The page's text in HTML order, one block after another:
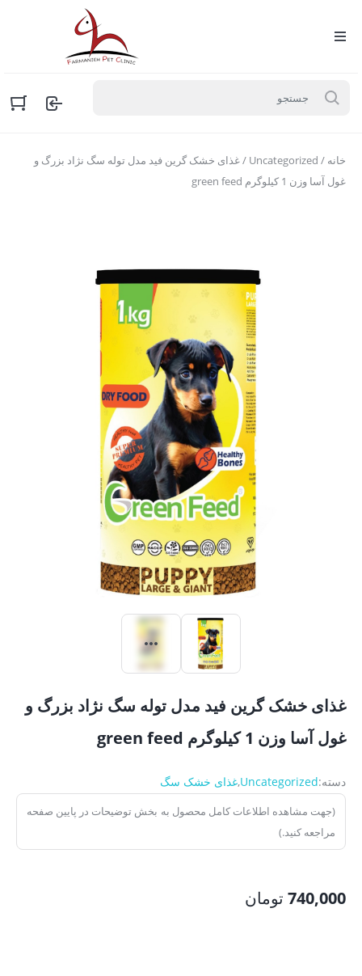
خانه /
Uncategorized / غذای خشک گرین فید مدل توله سگ نژاد بزرگ و
غول آسا وزن 1 کیلوگرم green feed
غذای خشک گرین فید مدل توله سگ نژاد بزرگ و
غول آسا وزن 1 کیلوگرم green feed
دسته:Uncategorized
,غذای خشک سگ
(جهت مشاهده اطلاعات کامل محصول به بخش توضیحات در پایین صفحه
مراجعه کنید.)
740,000 تومان